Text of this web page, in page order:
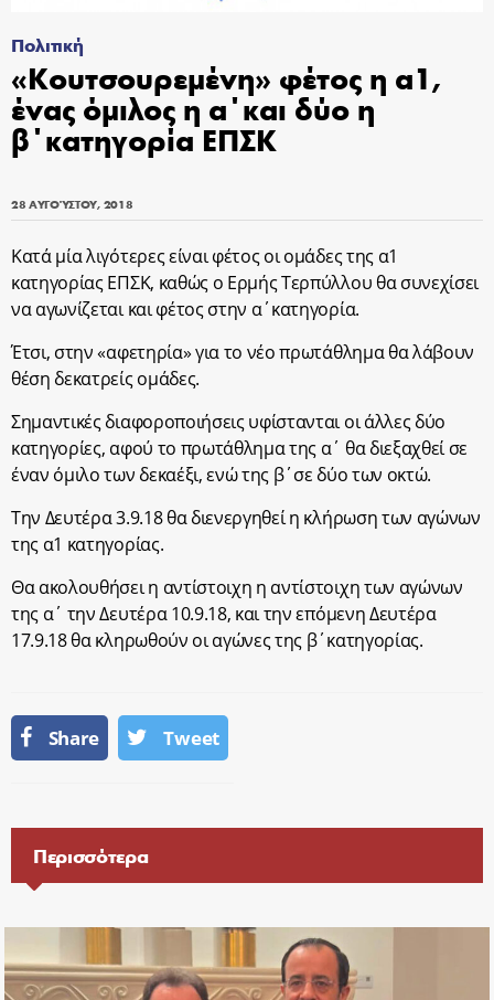
Πολιτική
«Κουτσουρεμένη» φέτος η α1,
ένας όμιλος η α΄και δύο η
β΄κατηγορία ΕΠΣΚ
28 ΑΥΓΟΎΣΤΟΥ, 2018
Κατά μία λιγότερες είναι φέτος οι ομάδες της α1
κατηγορίας ΕΠΣΚ, καθώς ο Ερμής Τερπύλλου θα συνεχίσει
να αγωνίζεται και φέτος στην α΄κατηγορία.
Έτσι, στην «αφετηρία» για το νέο πρωτάθλημα θα λάβουν
θέση δεκατρείς ομάδες.
Σημαντικές διαφοροποιήσεις υφίστανται οι άλλες δύο
κατηγορίες, αφού το πρωτάθλημα της α΄ θα διεξαχθεί σε
έναν όμιλο των δεκαέξι, ενώ της β΄σε δύο των οκτώ.
Την Δευτέρα 3.9.18 θα διενεργηθεί η κλήρωση των αγώνων
της α1 κατηγορίας.
Θα ακολουθήσει η αντίστοιχη η αντίστοιχη των αγώνων
της α΄ την Δευτέρα 10.9.18, και την επόμενη Δευτέρα
17.9.18 θα κληρωθούν οι αγώνες της β΄κατηγορίας.
Share Tweet
Περισσότερα